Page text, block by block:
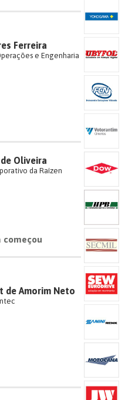
Ferreira
e Engenharia
Oliveira
da Raízen
começou
de Amorim Neto